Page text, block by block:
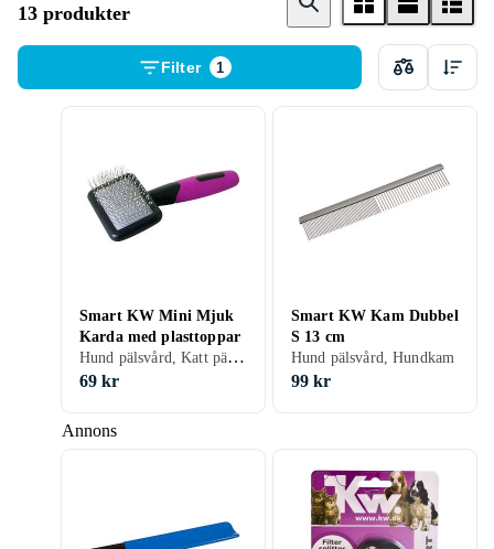
13 produkter
Filter 1
Annons
Smart KW Mini Mjuk
Karda med plasttoppar
Hund pälsvård, Katt pälsvård, Karda
69 kr
Smart KW Kam Dubbel
S 13 cm
Hund pälsvård, Hundkam
99 kr